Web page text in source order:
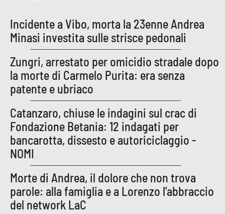
Eventi
Storie
LAC
NETWORK
Lacplay.it
Lactv.it
Laconair.it
Incidente a Vibo, morta la 23enne Andrea
Minasi investita sulle strisce pedonali
Zungri, arrestato per omicidio stradale dopo
la morte di Carmelo Purita: era senza
patente e ubriaco
Catanzaro, chiuse le indagini sul crac di
Fondazione Betania: 12 indagati per
bancarotta, dissesto e autoriciclaggio -
NOMI
Morte di Andrea, il dolore che non trova
parole: alla famiglia e a Lorenzo l’abbraccio
del network LaC